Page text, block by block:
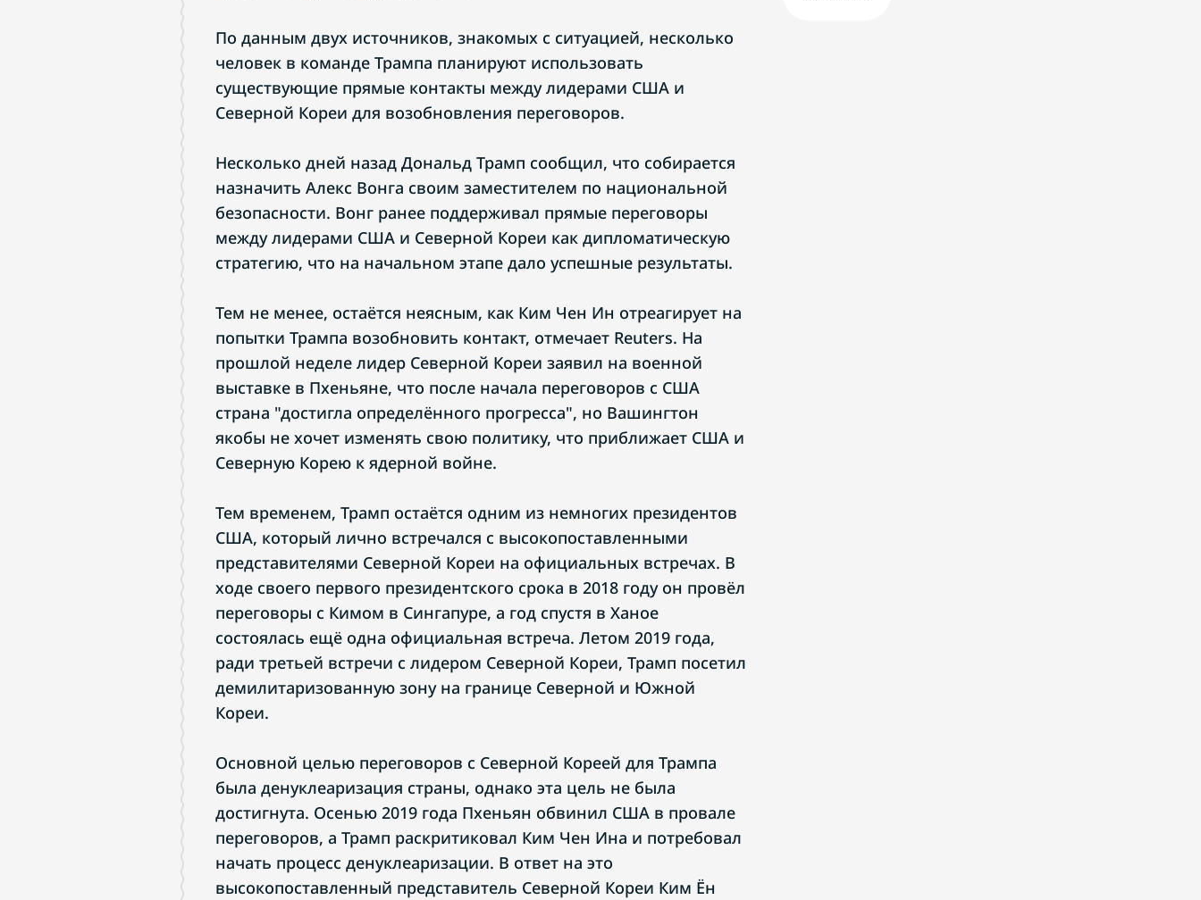
По данным двух источников, знакомых с ситуацией, несколько
человек в команде Трампа планируют использовать
существующие прямые контакты между лидерами США и
Северной Кореи для возобновления переговоров.
Несколько дней назад Дональд Трамп сообщил, что собирается
назначить Алекс Вонга своим заместителем по национальной
безопасности. Вонг ранее поддерживал прямые переговоры
между лидерами США и Северной Кореи как дипломатическую
стратегию, что на начальном этапе дало успешные результаты.
Тем не менее, остаётся неясным, как Ким Чен Ин отреагирует на
попытки Трампа возобновить контакт, отмечает Reuters. На
прошлой неделе лидер Северной Кореи заявил на военной
выставке в Пхеньяне, что после начала переговоров с США
страна "достигла определённого прогресса", но Вашингтон
якобы не хочет изменять свою политику, что приближает США и
Северную Корею к ядерной войне.
Тем временем, Трамп остаётся одним из немногих президентов
США, который лично встречался с высокопоставленными
представителями Северной Кореи на официальных встречах. В
ходе своего первого президентского срока в 2018 году он провёл
переговоры с Кимом в Сингапуре, а год спустя в Ханое
состоялась ещё одна официальная встреча. Летом 2019 года,
ради третьей встречи с лидером Северной Кореи, Трамп посетил
демилитаризованную зону на границе Северной и Южной
Кореи.
Основной целью переговоров с Северной Кореей для Трампа
была денуклеаризация страны, однако эта цель не была
достигнута. Осенью 2019 года Пхеньян обвинил США в провале
переговоров, а Трамп раскритиковал Ким Чен Ина и потребовал
начать процесс денуклеаризации. В ответ на это
высокопоставленный представитель Северной Кореи Ким Ён